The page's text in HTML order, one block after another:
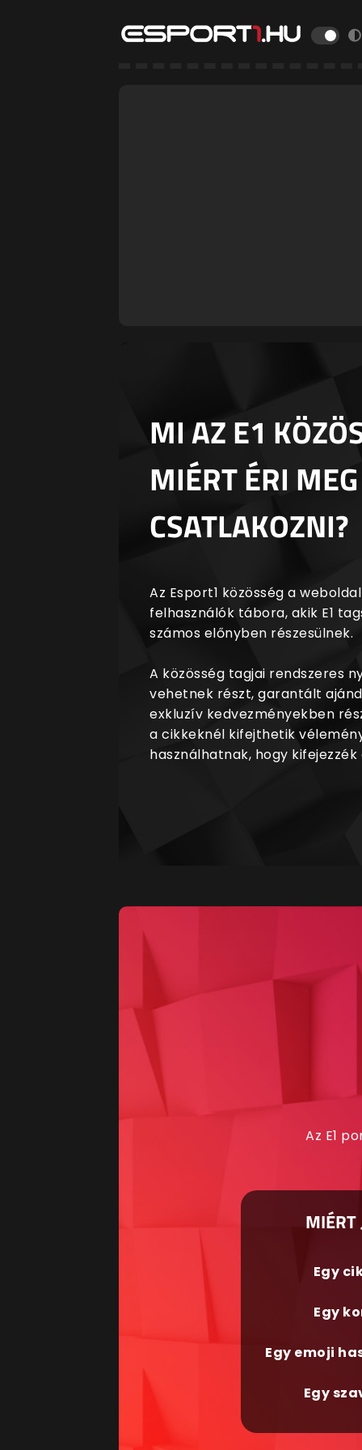
MI AZ E1
MIÉRT ÉRI MEG
CSATLAKOZNI?
Az Esport1 közösség a
felhasználók tábora, akik E1
számos előnyben részesülnek.
A közösség tagjai rendszeres
vehetnek részt, garantált
exkluzív kedvezményekben
a cikkeknél kifejthetik
használhatnak, hogy
Az E1
MIÉRT
Egy
Egy
Egy emoji
Egy